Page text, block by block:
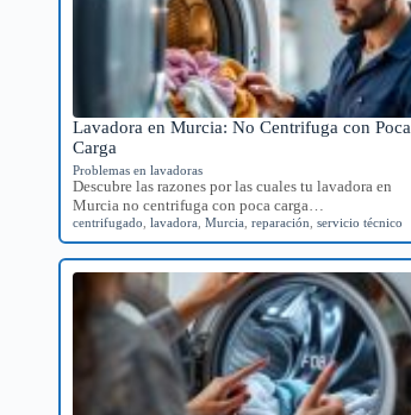
Lavadora en Murcia: No Centrifuga con Poca
Carga
Problemas en lavadoras
Descubre las razones por las cuales tu lavadora en
Murcia no centrifuga con poca carga…
centrifugado ,lavadora ,Murcia ,reparación ,servicio técnico